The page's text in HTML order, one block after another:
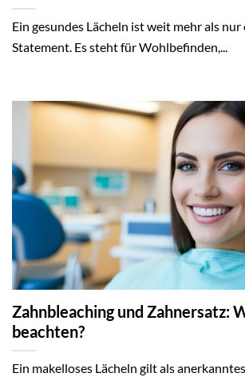
Ein gesundes Lächeln ist weit mehr als
Statement. Es steht für Wohlbefinden,...
Zahnbleaching und Zahnersatz:
beachten?
Ein makelloses Lächeln gilt als